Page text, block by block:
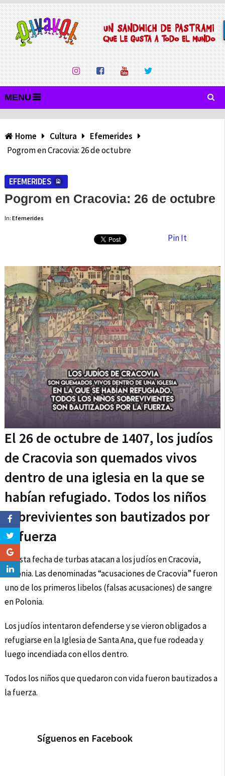
MENU
Home Cultura
Efemerides
Pogrom en Cracovia: 26 de octubre
EFEMERIDES
Pogrom en Cracovia: 26 de octubre
In: Efemerides
Pin It
El 26 de octubre de 1407, los judíos
de Cracovia son quemados vivos
dentro de una iglesia en la que se
habían refugiado. Todos los niños
sobrevivientes son bautizados por
la fuerza
En esta fecha de turbas atacan a los judíos en Cracovia,
Polonia. Las denominadas “acusaciones de Cracovia” fueron
uno de los primeros libelos (falsas acusaciones) de sangre
en Polonia.
Los judíos intentaron defenderse y se vieron obligados a
refugiarse en la Iglesia de Santa Ana, que fue rodeada y
luego incendiada con ellos dentro.
Todos los niños que quedaron con vida fueron bautizados a
la fuerza.
Síguenos en Facebook